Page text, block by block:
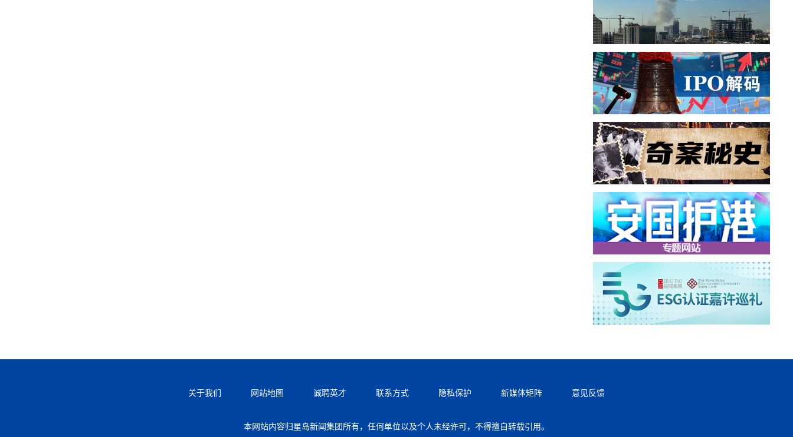
关于我们 网站地图 诚聘英才 联系方式 隐私保护 新媒体矩阵 意见反馈
本网站内容归星岛新闻集团所有，任何单位以及个人未经许可，不得擅自转载引用。